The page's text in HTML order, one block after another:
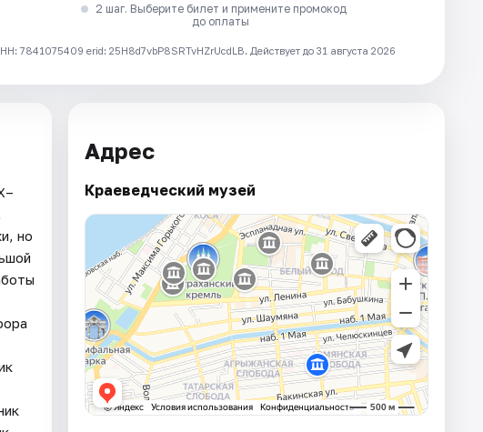
2 шаг. Выберите билет и примените промокод
до оплаты
erid: 25H8d7vbP8SRTvHZrUcdLB. Действует до 31 августа 2026
но
Адрес
Краеведческий музей